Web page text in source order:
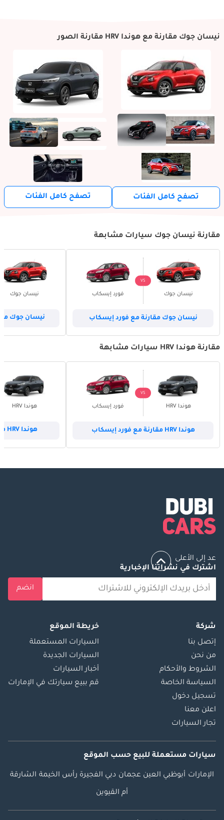
نيسان جوك مقارنة مع هوندا HRV مقارنة الصور
تصفح كامل الفئات تصفح كامل الفئات
مقارنة نيسان جوك سيارات مشابهة
نيسان جوك
VS
فورد إيسكاب
نيسان جوك مقارنة مع فورد إيسكاب
نيسان جوك
نيسان جوك
مقارنة هوندا HRV سيارات مشابهة
هوندا HRV
VS
فورد إيسكاب
هوندا HRV مقارنة مع فورد إيسكاب
هوندا HRV
هوندا HRV مقارنة مع هوندا أكورد
عد إلى الأعلى
اشترك في نشراتنا الإخبارية
انضم
شركة
إتصل بنا
من نحن
الشروط والأحكام
السياسة الخاصة
تسجيل دخول
اعلن معنا
تجار السيارات
خريطة الموقع
السيارات المستعملة
السيارات الجديدة
أخبار السيارات
قم ببيع سيارتك في الإمارات
سيارات مستعملة للبيع حسب الموقع
الإمارات أبوظبي العين عجمان دبي الفجيرة رأس الخيمة الشارقة
أم القيوين